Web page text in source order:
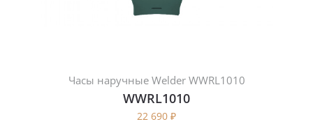
Часы наручные Welder WWRL1010
WWRL1010
22 690 ₽